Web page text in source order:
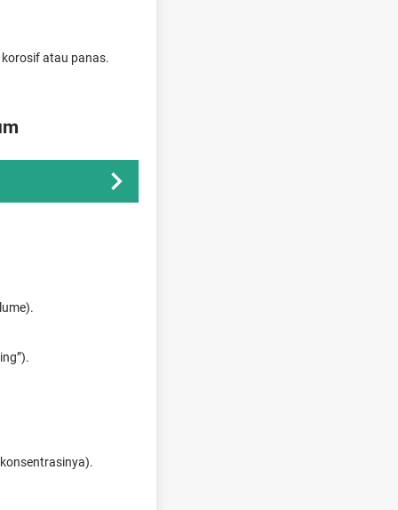
atau panas.